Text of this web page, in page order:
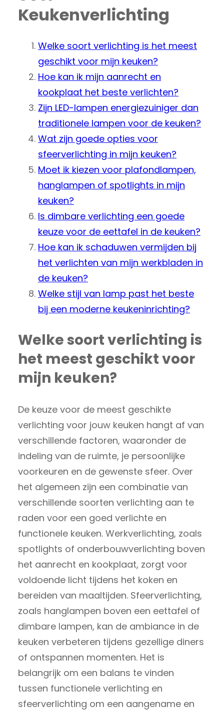
Keukenverlichting
Welke soort verlichting is het meest
geschikt voor mijn keuken?
Hoe kan ik mijn aanrecht en
kookplaat het beste verlichten?
Zijn LED-lampen energiezuiniger dan
traditionele lampen voor de keuken?
Wat zijn goede opties voor
sfeerverlichting in mijn keuken?
Moet ik kiezen voor plafondlampen,
hanglampen of spotlights in mijn
keuken?
Is dimbare verlichting een goede
keuze voor de eettafel in de keuken?
Hoe kan ik schaduwen vermijden bij
het verlichten van mijn werkbladen in
de keuken?
Welke stijl van lamp past het beste
bij een moderne keukeninrichting?
Welke soort verlichting is
het meest geschikt voor
mijn keuken?
De keuze voor de meest geschikte
verlichting voor jouw keuken hangt af van
verschillende factoren, waaronder de
indeling van de ruimte, je persoonlijke
voorkeuren en de gewenste sfeer. Over
het algemeen zijn een combinatie van
verschillende soorten verlichting aan te
raden voor een goed verlichte en
functionele keuken. Werkverlichting, zoals
spotlights of onderbouwverlichting boven
het aanrecht en kookplaat, zorgt voor
voldoende licht tijdens het koken en
bereiden van maaltijden. Sfeerverlichting,
zoals hanglampen boven een eettafel of
dimbare lampen, kan de ambiance in de
keuken verbeteren tijdens gezellige diners
of ontspannen momenten. Het is
belangrijk om een balans te vinden
tussen functionele verlichting en
sfeerverlichting om een aangename en